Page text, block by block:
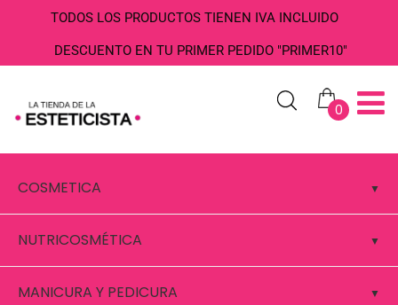
TODOS LOS PRODUCTOS TIENEN IVA INCLUIDO
DESCUENTO EN TU PRIMER PEDIDO "PRIMER10"
0
COSMETICA
NUTRICOSMÉTICA
MANICURA Y PEDICURA